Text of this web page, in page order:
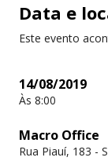
Data e
Este evento
14/08/2019
Às 8:00
Macro Office
Rua Piauí, 183 -